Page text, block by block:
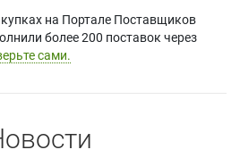
на Портале Поставщиков
более 200 поставок через
сами.